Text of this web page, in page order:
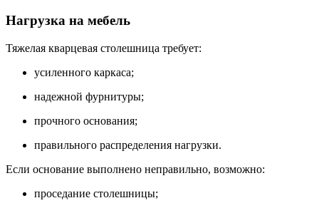
Нагрузка на мебель
Тяжелая кварцевая столешница требует:
усиленного каркаса;
надежной фурнитуры;
прочного основания;
правильного распределения нагрузки.
Если основание выполнено неправильно, возможно:
проседание столешницы;